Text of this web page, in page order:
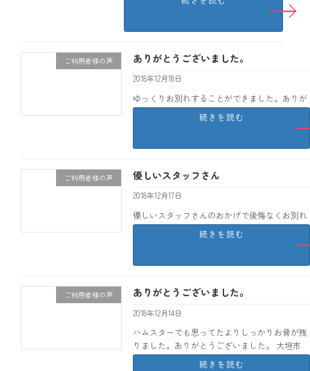
ご利用者様の声 ありがとうございました。
2018年12月18日
ゆっくりお別れすることができました。ありが
とうございました。 大垣市 O
続きを読む
ご利用者様の声 優しいスタッフさん
2018年12月17日
優しいスタッフさんのおかげで後悔なくお別れ
することができました。 大垣市 T
続きを読む
ご利用者様の声 ありがとうございました。
2018年12月14日
ハムスターでも思ってたよりしっかりお骨が残
りました。ありがとうございました。 大垣市
H
続きを読む